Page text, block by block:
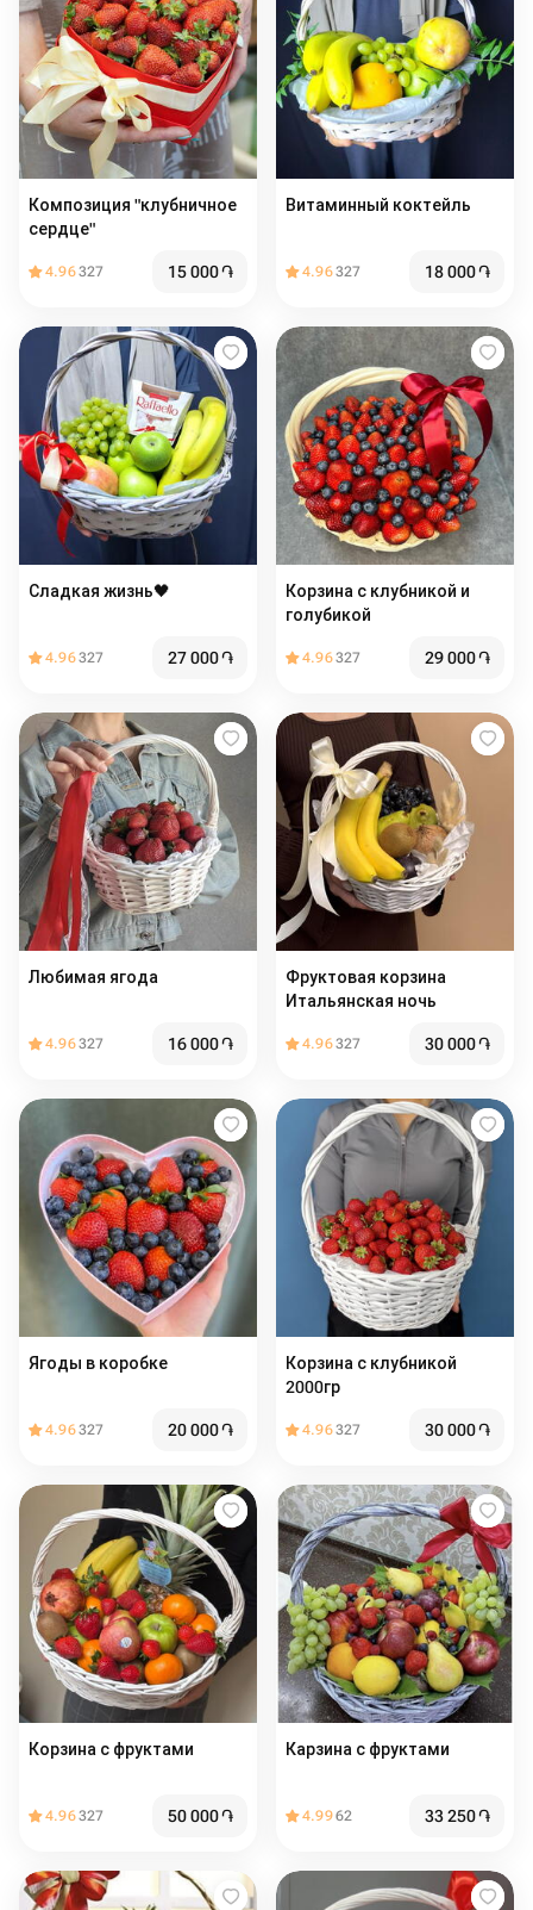
Композиция "клубничное
сердце"
4.96327 15 000֏
Витаминный коктейль
4.96327 18 000֏
Сладкая жизнь🖤
4.96327 27 000֏
Корзина с клубникой и
голубикой
4.96327 29 000֏
Любимая ягода
4.96327 16 000֏
Фруктовая корзина
Итальянская ночь
4.96327 30 000֏
Ягоды в коробке ️
4.96327 20 000֏
Корзина с клубникой
2000гр
4.96327 30 000֏
Корзина с фруктами
4.96327 50 000֏
Карзина с фруктами
4.9962 33 250֏